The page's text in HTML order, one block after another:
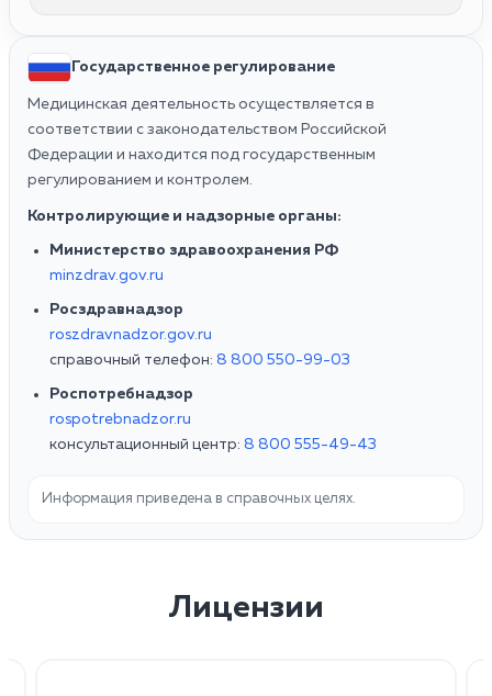
Государственное регулирование
Медицинская деятельность осуществляется в
соответствии с законодательством Российской
Федерации и находится под государственным
регулированием и контролем.
Контролирующие и надзорные органы:
Министерство здравоохранения РФ
minzdrav.gov.ru
Росздравнадзор
roszdravnadzor.gov.ru
справочный телефон: 8 800 550-99-03
Роспотребнадзор
rospotrebnadzor.ru
консультационный центр: 8 800 555-49-43
Информация приведена в справочных целях.
Лицензии